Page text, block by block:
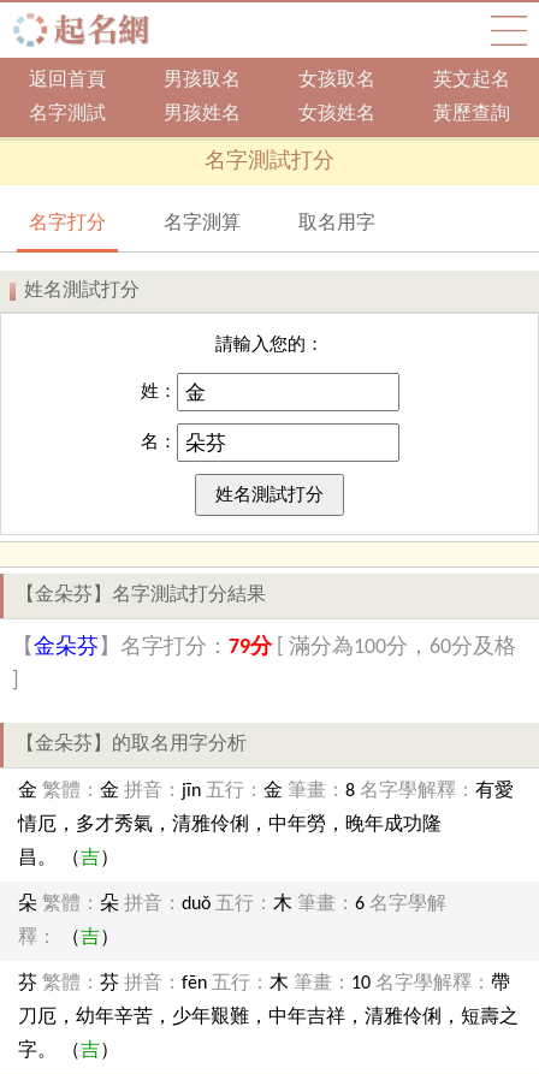
返回首頁 男孩取名 女孩取名
英文起名
名字測試
男孩姓名 女孩姓名 黃歷查詢
名字測試打分
名字打分 名字測算 取名用字
姓名測試打分
請輸入您的：
姓：
名：
【金朵芬】名字測試打分結果
【金朵芬 】名字打分： 79分[ 滿分為100分，60分及格
【金朵芬】的取名用字分析
金 繁體： 金 拼音： jīn 五行： 金 筆畫： 8 名字學解釋： 有愛
情厄，多才秀氣，清雅伶俐，中年勞，晚年成功隆
昌。 （吉）
朵 繁體： 朵 拼音： duǒ 五行： 木 筆畫： 6 名字學解
釋：
（吉）
芬 繁體： 芬 拼音： fēn 五行： 木 筆畫： 10 名字學解釋： 帶
刀厄，幼年辛苦，少年艱難，中年吉祥，清雅伶俐，短壽之
字。 （吉）